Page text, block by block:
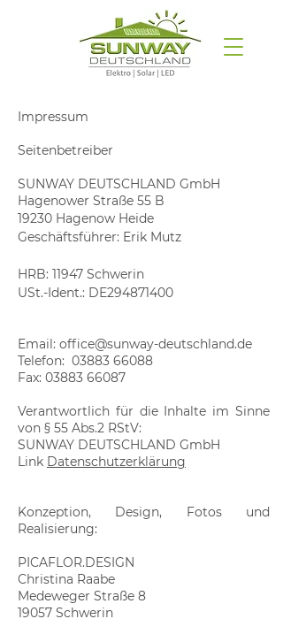
Impressum
Seitenbetreiber
SUNWAY DEUTSCHLAND GmbH
Hagenower Straße 55 B
19230 Hagenow Heide
Geschäftsführer: Erik Mutz
HRB: 11947 Schwerin
USt.-Ident.: DE294871400
​Email: office@sunway-deutschland.de
Telefon: 03883 66088
Fax: 03883 66087
​Verantwortlich für die Inhalte im Sinne
von § 55 Abs.2 RStV:
SUNWAY DEUTSCHLAND GmbH
​​Link Datenschutzerklärung
​Konzeption, Design, Fotos und
Realisierung:
PICAFLOR.DESIGN
​Christina Raabe
Medeweger Straße 8
19057 Schwerin